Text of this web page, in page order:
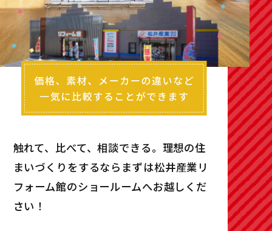
触れて、比べて、相談できる。理想の住
まいづくりをするなら まずは松井産業リ
フォーム館のショールームへお越しくだ
さい！